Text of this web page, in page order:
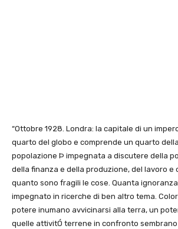
“Ottobre 1928. Londra: la capitale di un
quarto del globo e comprende un quarto
popolazione Þ impegnata a discutere della
della finanza e della produzione, del lavoro e
quanto sono fragili le cose. Quanta ignoranza
impegnato in ricerche di ben altro tema.
potere inumano avvicinarsi alla terra, un
quelle attivitÓ terrene in confronto